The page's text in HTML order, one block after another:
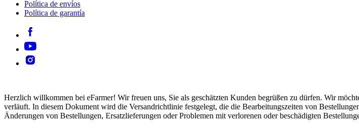
Política de envíos
Política de garantía
Herzlich willkommen bei eFarmer! Wir freuen uns, Sie als geschätzten Kunden begrüßen zu dürfen. Wir
verläuft. In diesem Dokument wird die Versandrichtlinie festgelegt, die die Bearbeitungszeiten von
Änderungen von Bestellungen, Ersatzlieferungen oder Problemen mit verlorenen oder beschädigten